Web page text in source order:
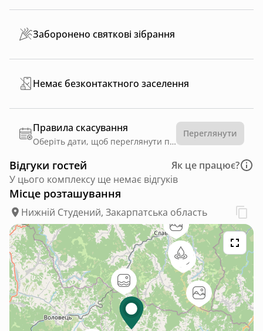
Заборонено святкові зібрання
Немає безконтактного заселення
Правила скасування
Оберіть дати, щоб переглянути правила
Переглянути
Відгуки гостей
Як це працює?
У цього комплексу ще немає відгуків
Місце розташування
Нижній Студений, Закарпатська область